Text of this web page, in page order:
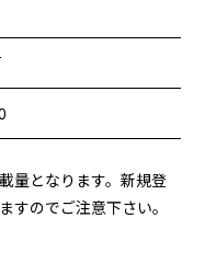
量となります。新規登
すのでご注意下さい。